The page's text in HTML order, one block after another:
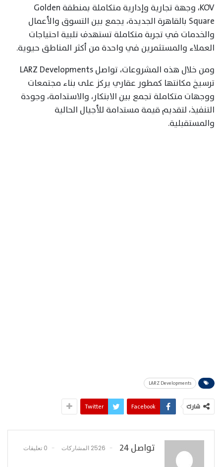
KOV، وجهة تجارية وإدارية متكاملة بمنطقة Golden
Square بالقاهرة الجديدة، يجمع بين التسوق والأعمال
والخدمات في تجربة متكاملة تستهدف تلبية احتياجات
العملاء والمستثمرين في واحدة من أكثر المناطق حيوية.
ومن خلال هذه المشروعات، تواصل LARZ Developments
ترسيخ مكانتها كمطور عقاري يركز على بناء مجتمعات
ووجهات متكاملة تجمع بين الابتكار، والاستدامة، وجودة
التنفيذ، لتقديم قيمة مستدامة للأجيال الحالية
والمستقبلية.
LARZ Developments
شارك Facebook
Twitter
تواصل 24 2526 المشاركات 0 تعليقات